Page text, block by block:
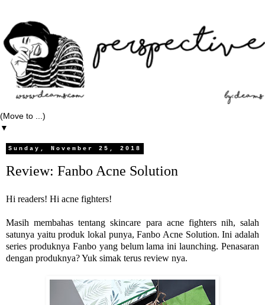
▼
Sunday, November 25, 2018
Review: Fanbo Acne Solution
Hi readers! Hi acne fighters!
Masih membahas tentang skincare para acne fighters nih, salah
satunya yaitu produk lokal punya, Fanbo Acne Solution. Ini adalah
series produknya Fanbo yang belum lama ini launching. Penasaran
dengan produknya? Yuk simak terus review nya.